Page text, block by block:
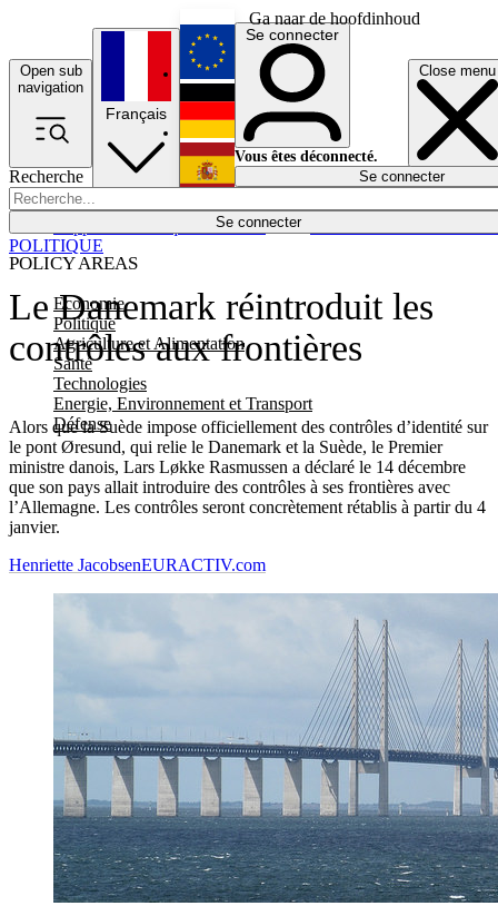
Ga naar de hoofdinhoud
Open sub
navigation
Close menu
Recherche
Se connecter
POLICY AREAS
Economie
Politique
Agriculture et Alimentation
Santé
Technologies
Energie, Environnement et Transport
Défense
Économie
Français
English
Deutsch
Español
Se connecter
Vous êtes déconnecté.
Se connecter
Le Danemark réintroduit les
contrôles aux frontières
Alors que la Suède impose officiellement des contrôles d’identité sur
le pont Øresund, qui relie le Danemark et la Suède, le Premier
ministre danois, Lars Løkke Rasmussen a déclaré le 14 décembre
que son pays allait introduire des contrôles à ses frontières avec
l’Allemagne. Les contrôles seront concrètement rétablis à partir du 4
janvier.
POLITIQUE
Henriette JacobsenEURACTIV.com